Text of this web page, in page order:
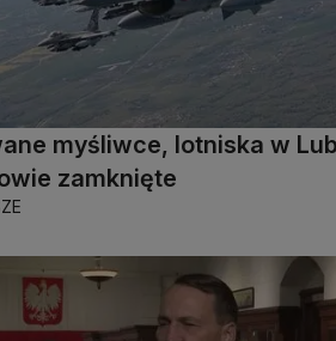
myśliwce, lotniska w
zamknięte